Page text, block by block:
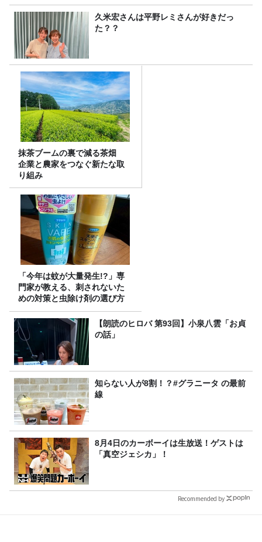
久米宏さんは平野レミさんが好きだっ
た？？
抹茶ブームの裏で減る茶畑
企業と農家をつなぐ新たな取
り組み
「今年は蚊が大量発生!?」専
門家が教える、刺されないた
めの対策と虫除け剤の選び方
【朗読のヒロバ 第93回】小泉八雲「お貞
の話」
知らない人が8割！？#グラニータ の最前
線
8月4日のカーボーイは生放送！ゲストは
「真空ジェシカ」！
Recommended by